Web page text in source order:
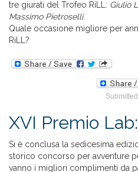
tre giurati del Trofeo RiLL: Giulio
Massimo Pietroselli.
Quale occasione migliore per
RiLL?
XVI Premio
Si è conclusa la sedicesima
storico concorso per avventure
vanno i migliori complimenti da